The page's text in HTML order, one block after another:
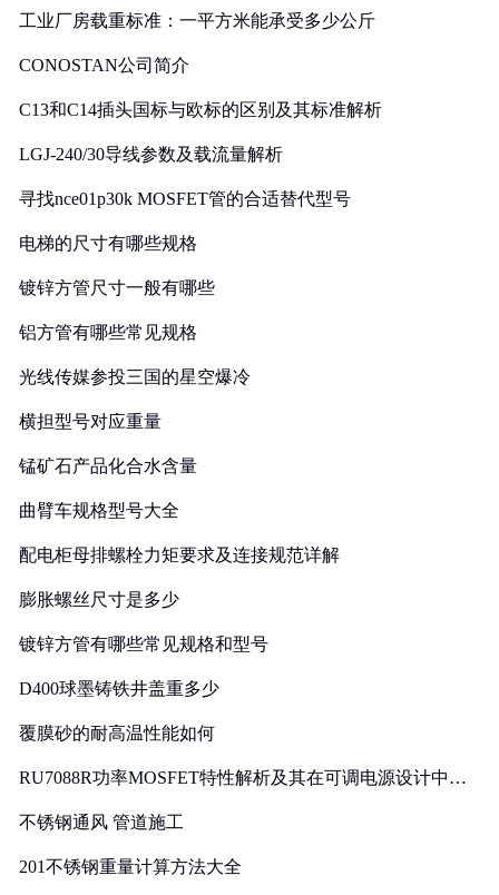
工业厂房载重标准：一平方米能承受多少公斤
CONOSTAN公司简介
C13和C14插头国标与欧标的区别及其标准解析
LGJ-240/30导线参数及载流量解析
寻找nce01p30k MOSFET管的合适替代型号
电梯的尺寸有哪些规格
镀锌方管尺寸一般有哪些
铝方管有哪些常见规格
光线传媒参投三国的星空爆冷
横担型号对应重量
锰矿石产品化合水含量
曲臂车规格型号大全
配电柜母排螺栓力矩要求及连接规范详解
膨胀螺丝尺寸是多少
镀锌方管有哪些常见规格和型号
D400球墨铸铁井盖重多少
覆膜砂的耐高温性能如何
RU7088R功率MOSFET特性解析及其在可调电源设计中的
不锈钢通风 管道施工
201不锈钢重量计算方法大全